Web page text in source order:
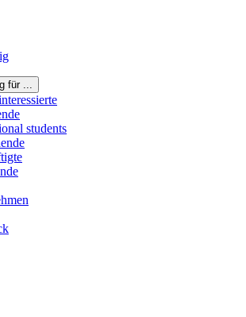
für ...
students